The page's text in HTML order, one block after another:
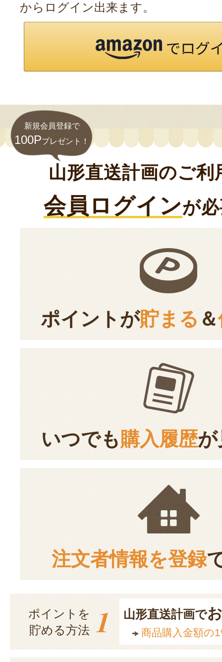
からログイン出来ます。
新規会員登録で
100Pプレゼント！
山形直送計画のご利
会員ログインが
ポイントが貯まる ＆
いつでも購入履歴が
注文者情報を登録
ポイントを
貯める方法 1 山形直送計画で
商品購入金額の